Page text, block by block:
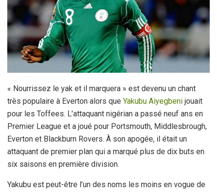
« Nourrissez le yak et il marquera » est devenu un chant
très populaire à Everton alors que Yakubu Aiyegbeni jouait
pour les Toffees. L’attaquant nigérian a passé neuf ans en
Premier League et a joué pour Portsmouth, Middlesbrough,
Everton et Blackburn Rovers. À son apogée, il était un
attaquant de premier plan qui a marqué plus de dix buts en
six saisons en première division.
Yakubu est peut-être l’un des noms les moins en vogue de